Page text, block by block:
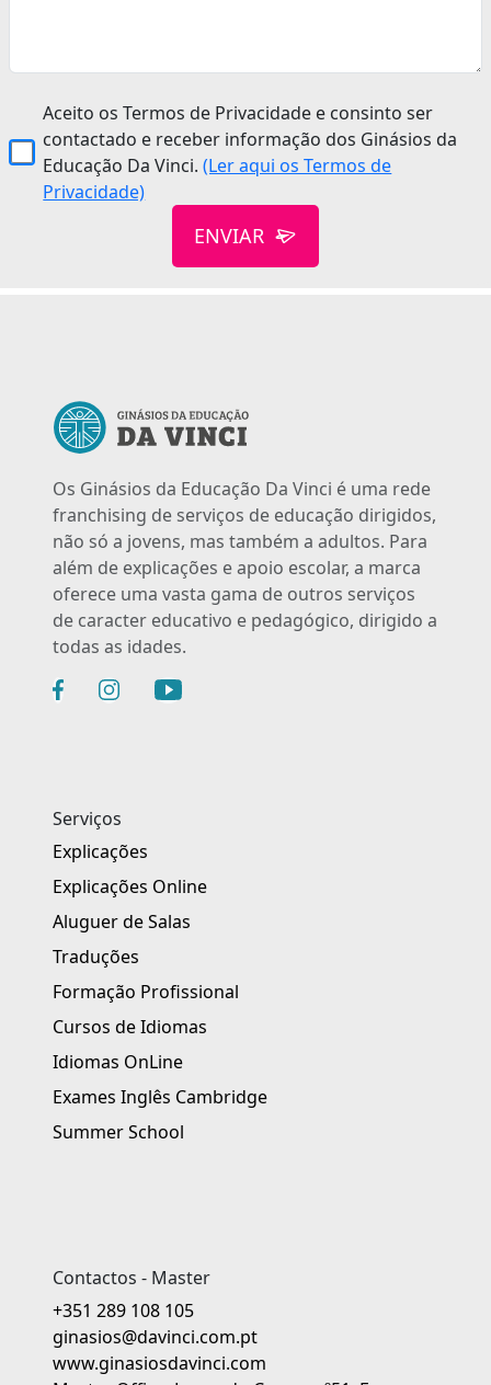
Aceito os Termos de Privacidade e consinto ser
contactado e receber informação dos Ginásios da
Educação Da Vinci.(Ler aqui os Termos de
Privacidade)
ENVIAR
Os Ginásios da Educação Da Vinci é uma rede
franchising de serviços de educação dirigidos,
não só a jovens, mas também a adultos. Para
além de explicações e apoio escolar, a marca
oferece uma vasta gama de outros serviços
de caracter educativo e pedagógico, dirigido a
todas as idades.
Serviços
Explicações
Explicações Online
Aluguer de Salas
Traduções
Formação Profissional
Cursos de Idiomas
Idiomas OnLine
Exames Inglês Cambridge
Summer School
Contactos - Master
+351 289 108 105
ginasios@davinci.com.pt
www.ginasiosdavinci.com